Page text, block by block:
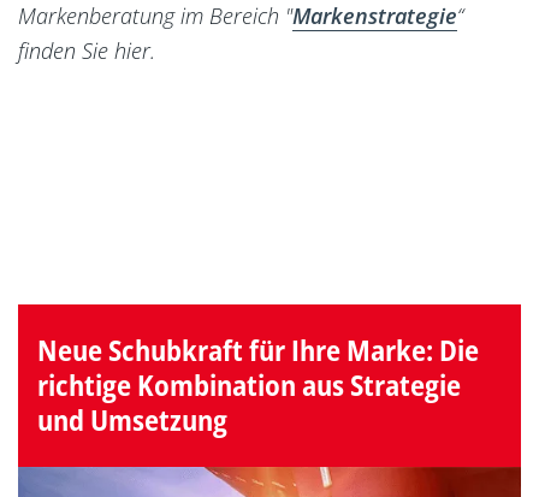
Markenberatung im Bereich "Markenstrategie“
finden Sie hier.
Neue Schubkraft für Ihre Marke: Die
richtige Kombination aus Strategie
und Umsetzung